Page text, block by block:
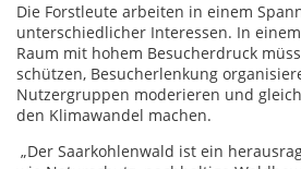
Die Forstleute arbeiten in einem
unterschiedlicher Interessen. In
Raum mit hohem Besucherdruck
schützen, Besucherlenkung
Nutzergruppen moderieren und
den Klimawandel machen.
„Der Saarkohlenwald ist ein